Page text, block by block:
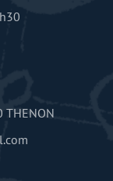
THENON